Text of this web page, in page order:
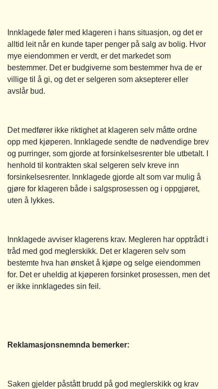
Innklagede føler med klageren i hans situasjon, og det er
alltid leit når en kunde taper penger på salg av bolig. Hvor
mye eiendommen er verdt, er det markedet som
bestemmer. Det er budgiverne som bestemmer hva de er
villige til å gi, og det er selgeren som aksepterer eller
avslår bud.
Det medfører ikke riktighet at klageren selv måtte ordne
opp med kjøperen. Innklagede sendte de nødvendige brev
og purringer, som gjorde at forsinkelsesrenter ble utbetalt. I
henhold til kontrakten skal selgeren selv kreve inn
forsinkelsesrenter. Innklagede gjorde alt som var mulig å
gjøre for klageren både i salgsprosessen og i oppgjøret,
uten å lykkes.
Innklagede avviser klagerens krav. Megleren har opptrådt i
tråd med god meglerskikk. Det er klageren selv som
bestemte hva han ønsket å kjøpe og selge eiendommen
for. Det er uheldig at kjøperen forsinket prosessen, men det
er ikke innklagedes sin feil.
Reklamasjonsnemnda bemerker:
Saken gjelder påstått brudd på god meglerskikk og krav